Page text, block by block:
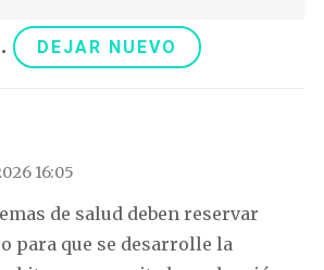
. DEJAR NUEVO
16:05
de salud deben reservar
para que se desarrolle la